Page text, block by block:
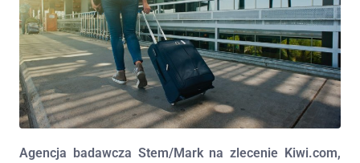
Agencja badawcza Stem/Mark na zlecenie Kiwi.com,